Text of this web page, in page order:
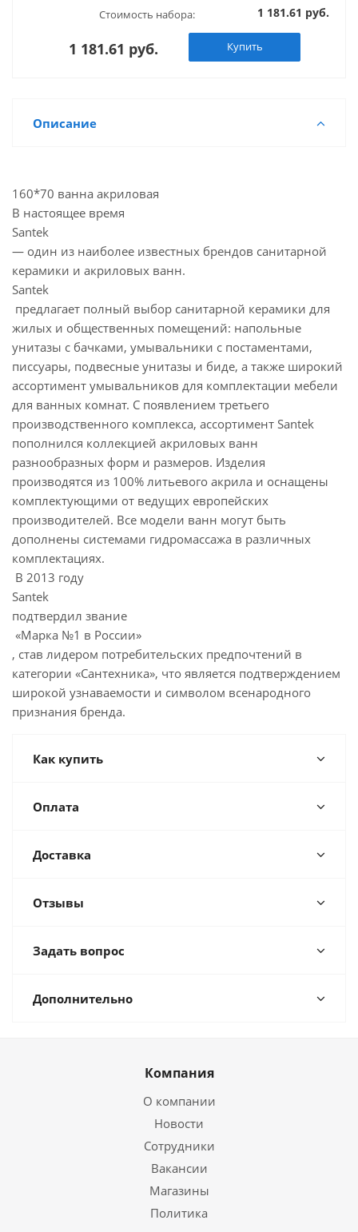
Стоимость набора: 1 181.61 руб.
1 181.61 руб. Купить
Описание
160*70 ванна акриловая
В настоящее время
Santek
— один из наиболее известных брендов санитарной
керамики и акриловых ванн.
Santek
предлагает полный выбор санитарной керамики для
жилых и общественных помещений: напольные
унитазы с бачками, умывальники с постаментами,
писсуары, подвесные унитазы и биде, а также широкий
ассортимент умывальников для комплектации мебели
для ванных комнат. С появлением третьего
производственного комплекса, ассортимент Santek
пополнился коллекцией акриловых ванн
разнообразных форм и размеров. Изделия
производятся из 100% литьевого акрила и оснащены
комплектующими от ведущих европейских
производителей. Все модели ванн могут быть
дополнены системами гидромассажа в различных
комплектациях.
В 2013 году
Santek
подтвердил звание
«Марка №1 в России»
, став лидером потребительских предпочтений в
категории «Сантехника», что является подтверждением
широкой узнаваемости и символом всенародного
признания бренда.
Как купить
Оплата
Доставка
Отзывы
Задать вопрос
Дополнительно
Компания
О компании
Новости
Сотрудники
Вакансии
Магазины
Политика